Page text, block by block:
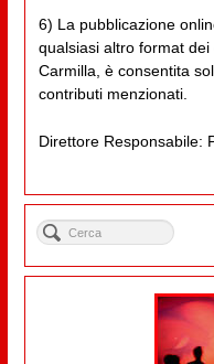
6) La pubblicazione
qualsiasi altro format
Carmilla, è consentita
contributi menzionati.
Direttore Responsabile: